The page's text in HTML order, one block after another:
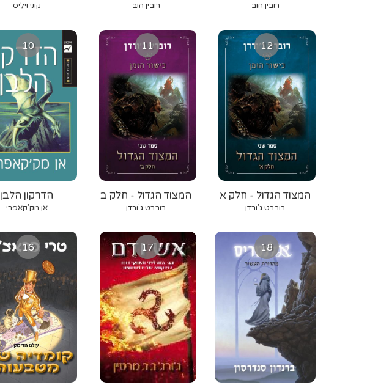
קוני ויליס רובין הוב רובין הוב
10
הדרקון הלבן
אן מק'קאפרי
11
המצוד הגדול - חלק ב
רוברט ג'ורדן
12
המצוד הגדול - חלק א
רוברט ג'ורדן
16 17 18